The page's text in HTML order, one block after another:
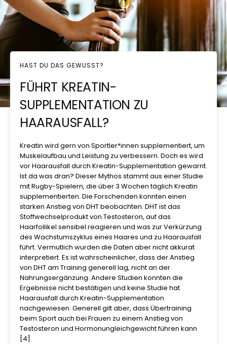
HAST DU DAS GEWUSST?
FÜHRT KREATIN-
SUPPLEMENTATION ZU
HAARAUSFALL?
Kreatin wird gern von Sportler*innen supplementiert, um
Muskelaufbau und Leistung zu verbessern. Doch es wird
vor Haarausfall durch Kreatin-Supplementation gewarnt.
Ist da was dran? Dieser Mythos stammt aus einer Studie
mit Rugby-Spielern, die über 3 Wochen täglich Kreatin
supplementierten. Die Forschenden konnten einen
starken Anstieg von DHT beobachten. DHT ist das
Stoffwechselprodukt von Testosteron, auf das
Haarfollikel sensibel reagieren und was zur Verkürzung
des Wachstumszyklus eines Haares und zu Haarausfall
führt. Vermutlich wurden die Daten aber nicht akkurat
interpretiert. Es ist wahrscheinlicher, dass der Anstieg
von DHT am Training generell lag, nicht an der
Nahrungsergänzung. Andere Studien konnten die
Ergebnisse nicht bestätigen und keine Studie hat
Haarausfall durch Kreatin-Supplementation
nachgewiesen. Generell gilt aber, dass Übertraining
beim Sport auch bei Frauen zu einem Anstieg von
Testosteron und Hormonungleichgewicht führen kann
[4].